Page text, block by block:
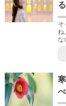
そ
ね
な